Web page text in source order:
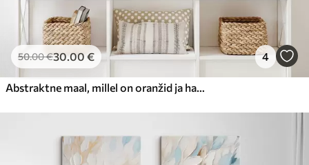
50.00€30.00 € 4
Abstraktne maal, millel on oranžid ja hallid ringid, lehed ja oksad, modernne stiil, akvarelliefekt